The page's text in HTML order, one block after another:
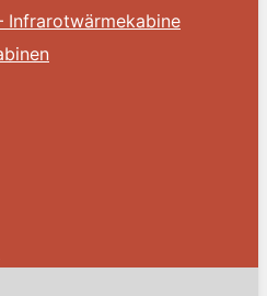
Infrarotwärmekabine